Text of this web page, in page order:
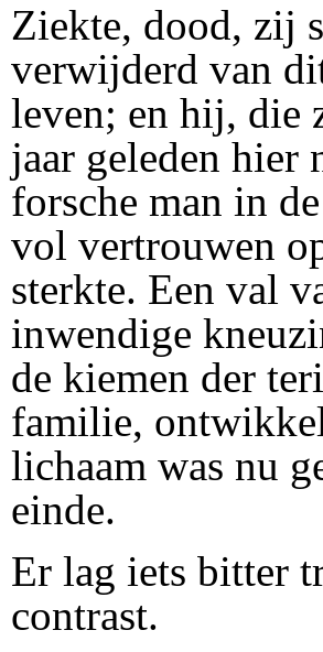
Ziekte, dood, zij
verwijderd van
leven; en hij, die
jaar geleden hier
forsche man in
vol vertrouwen
sterkte. Een val
inwendige
de kiemen der
familie,
lichaam was nu
einde.
Er lag iets bitter
contrast.